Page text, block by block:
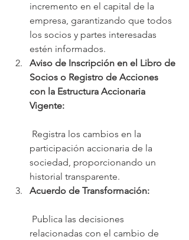
incremento en el capital de la
empresa, garantizando que todos
los socios y partes interesadas
estén informados.
Aviso de Inscripción en el Libro de
Socios o Registro de Acciones
con la Estructura Accionaria
Vigente:
participación accionaria de la
sociedad, proporcionando un
historial transparente.
Acuerdo de Transformación:
relacionadas con el cambio de